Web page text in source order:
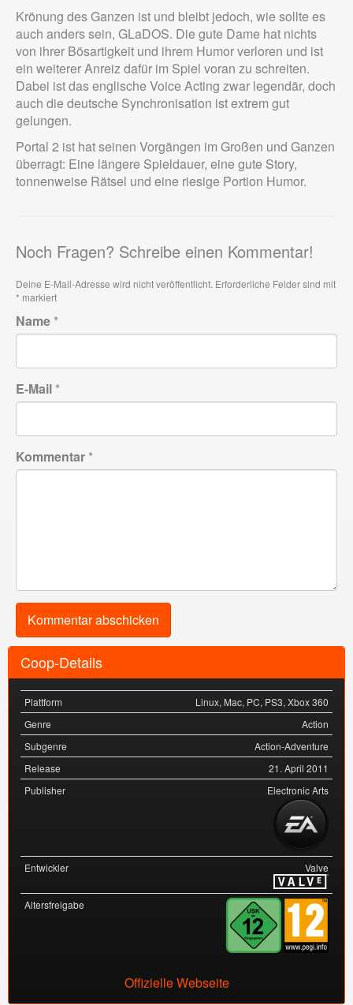
Krönung des Ganzen ist und bleibt jedoch, wie sollte es
auch anders sein, GLaDOS. Die gute Dame hat nichts
von ihrer Bösartigkeit und ihrem Humor verloren und ist
ein weiterer Anreiz dafür im Spiel voran zu schreiten.
Dabei ist das englische Voice Acting zwar legendär, doch
auch die deutsche Synchronisation ist extrem gut
gelungen.
Portal 2 ist hat seinen Vorgängen im Großen und Ganzen
überragt: Eine längere Spieldauer, eine gute Story,
tonnenweise Rätsel und eine riesige Portion Humor.
Noch Fragen? Schreibe einen Kommentar!
Deine E-Mail-Adresse wird nicht veröffentlicht. Erforderliche Felder sind mit
* markiert
Name *
E-Mail *
Kommentar *
Coop-Details
Plattform Linux, Mac, PC, PS3, Xbox 360
Genre
Action
Subgenre
Action-Adventure
Release
21. April 2011
Publisher
Electronic Arts
Entwickler Valve
Altersfreigabe
Offizielle Webseite